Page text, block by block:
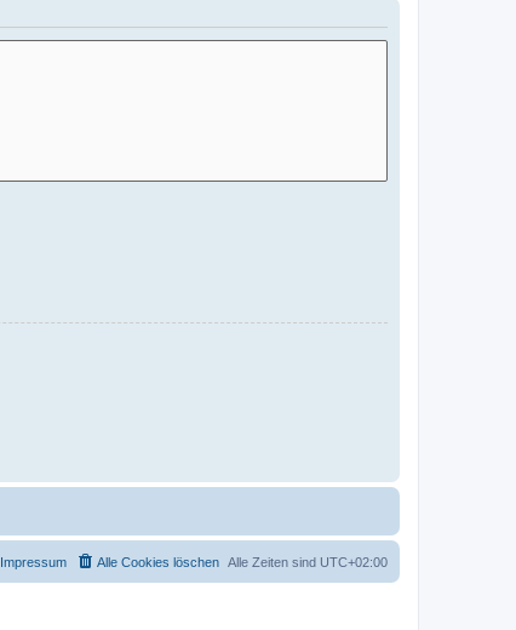
Alle Zeiten sind UTC+02:00
Alle Cookies löschen
Impressum